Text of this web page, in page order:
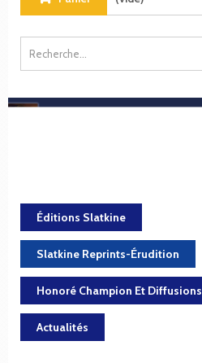
Éditions Slatkine
Slatkine Reprints-Érudition
Honoré Champion Et Diffusions
Actualités